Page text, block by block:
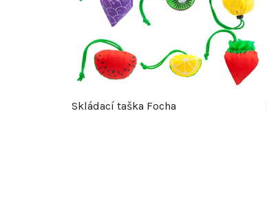
Skládací taška Focha